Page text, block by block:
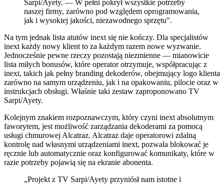
Sarpi/Ayety. — W pełni pokrył wszystkie potrzeby
naszej firmy, zarówno pod względem oprogramowania,
jak i wysokiej jakości, niezawodnego sprzętu".
Na tym jednak lista atutów inext się nie kończy. Dla specjalistów
inext każdy nowy klient to za każdym razem nowe wyzwanie.
Jednocześnie pewne rzeczy pozostają niezmienne — mianowicie
lista miłych bonusów, które operator otrzymuje, współpracując z
inext, takich jak pełny branding dekoderów, obejmujący logo klienta
zarówno na samym urządzeniu, jak i na opakowaniu, pilocie oraz w
instrukcjach obsługi. Właśnie taki zestaw zaproponowano TV
Sarpi/Ayety.
Kolejnym znakiem rozpoznawczym, który czyni inext absolutnym
faworytem, jest możliwość zarządzania dekoderami za pomocą
usługi chmurowej Alcatraz. Alcatraz daje operatorowi zdalną
kontrolę nad własnymi urządzeniami inext, pozwala blokować je
ręcznie lub automatycznie oraz konfigurować komunikaty, które w
razie potrzeby pojawią się na ekranie abonenta.
„Projekt z TV Sarpi/Ayety przyniósł nam istotne i